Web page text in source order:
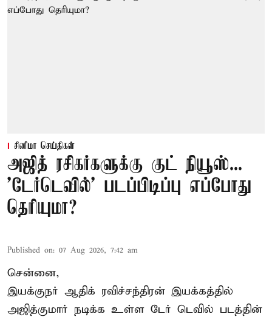
சினிமா செய்திகள்
அஜித் ரசிகர்களுக்கு குட் நியூஸ்...
'டேர்டெவில்' படப்பிடிப்பு எப்போது
தெரியுமா?
Published on: 07 Aug 2026, 7:42 am
சென்னை,
இயக்குநர் ஆதிக் ரவிச்சந்திரன் இயக்கத்தில்
அஜித்குமார் நடிக்க உள்ள டேர் டெவில் படத்தின்